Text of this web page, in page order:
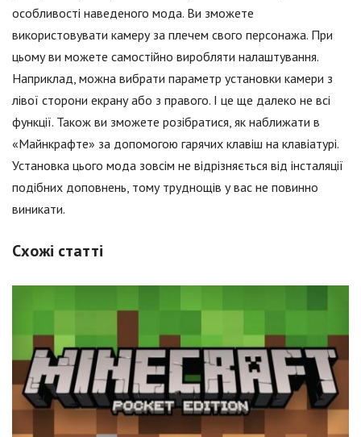
особливості наведеного мода. Ви зможете
використовувати камеру за плечем свого персонажа. При
цьому ви можете самостійно виробляти налаштування.
Наприклад, можна вибрати параметр установки камери з
лівої сторони екрану або з правого. І це ще далеко не всі
функції. Також ви зможете розібратися, як наближати в
«Майнкрафте» за допомогою гарячих клавіш на клавіатурі.
Установка цього мода зовсім не відрізняється від інсталяції
подібних доповнень, тому труднощів у вас не повинно
виникати.
Схожі статті